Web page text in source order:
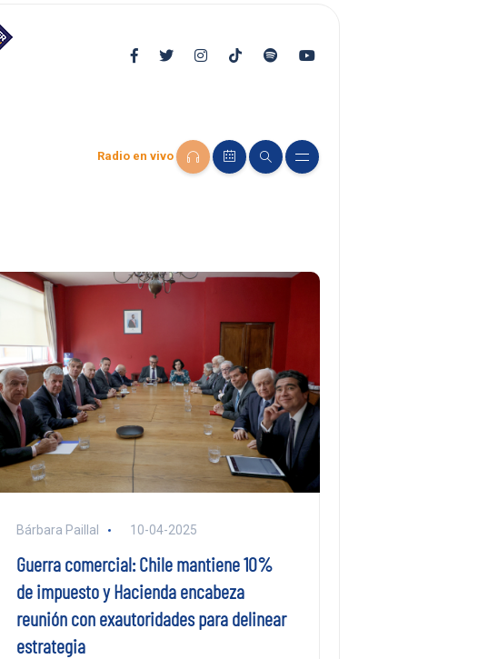
Radio en vivo
Bárbara Paillal 10-04-2025
Guerra comercial: Chile mantiene 10%
de impuesto y Hacienda encabeza
reunión con exautoridades para delinear
estrategia